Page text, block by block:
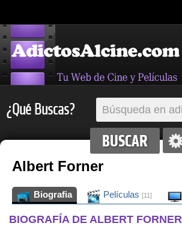
¿Qué Buscas?
Albert Forner
Biografia Películas [11]
BIOGRAFÍA DE ALBERT FORNER